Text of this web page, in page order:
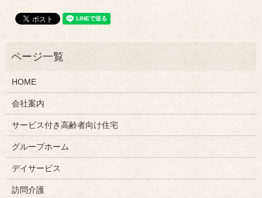
HOME
会社案内
サービス付き高齢者向け住宅
グループホーム
デイサービス
訪問介護